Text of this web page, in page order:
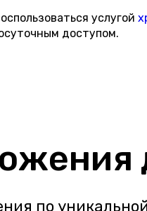
услугой
доступом.
по